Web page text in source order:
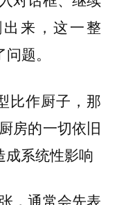
来，这一整
题。
比作厨子，那
房的一切依旧
成系统性影响
，通常会先表